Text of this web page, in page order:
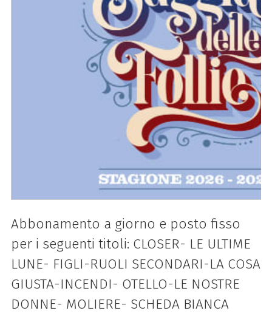
Abbonamento a giorno e posto fisso
per i seguenti titoli: CLOSER- LE ULTIME
LUNE- FIGLI-RUOLI SECONDARI-LA COSA
GIUSTA-INCENDI- OTELLO-LE NOSTRE
DONNE- MOLIERE- SCHEDA BIANCA